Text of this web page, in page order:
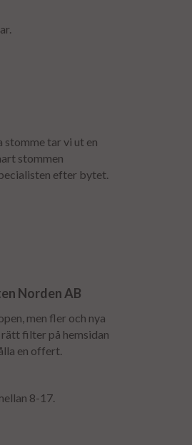
tar vi ut en
stommen
efter bytet.
Norden AB
men fler och nya
filter på hemsidan
en offert.
8-17.